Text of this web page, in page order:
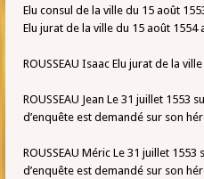
Elu consul de la ville du 15 août
Elu jurat de la ville du 15 août
ROUSSEAU Isaac Elu jurat de la
ROUSSEAU Jean Le 31 juillet 1553
d’enquête est demandé sur son
ROUSSEAU Méric Le 31 juillet
d’enquête est demandé sur son